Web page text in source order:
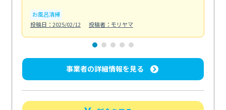
お風呂清掃
投稿日：2025/02/12
投稿者：モリヤマ
事業者の詳細情報を見る